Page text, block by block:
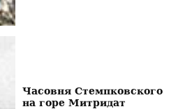
Часовня Стемпковского
на горе Митридат